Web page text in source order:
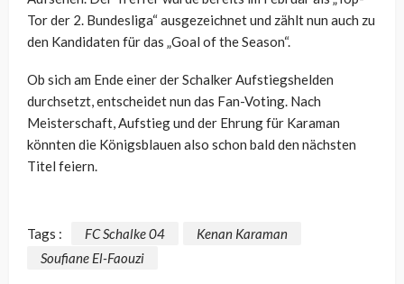
Tor der 2. Bundesliga“ ausgezeichnet und zählt nun auch zu
den Kandidaten für das „Goal of the Season“.
Ob sich am Ende einer der Schalker Aufstiegshelden
durchsetzt, entscheidet nun das Fan-Voting. Nach
Meisterschaft, Aufstieg und der Ehrung für Karaman
könnten die Königsblauen also schon bald den nächsten
Titel feiern.
Tags : FC Schalke 04
Kenan Karaman
Soufiane El-Faouzi